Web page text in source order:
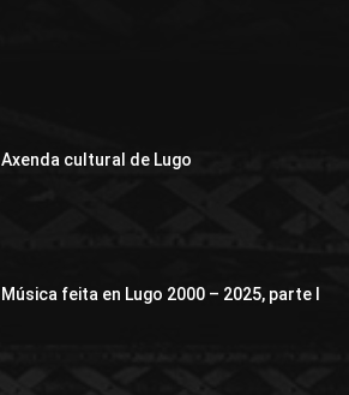
Axenda cultural de Lugo
Música feita en Lugo 2000 – 2025, parte I